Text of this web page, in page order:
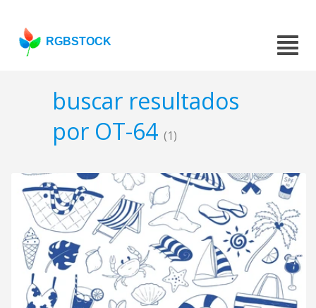
RGBSTOCK
buscar resultados
por OT-64 (1)